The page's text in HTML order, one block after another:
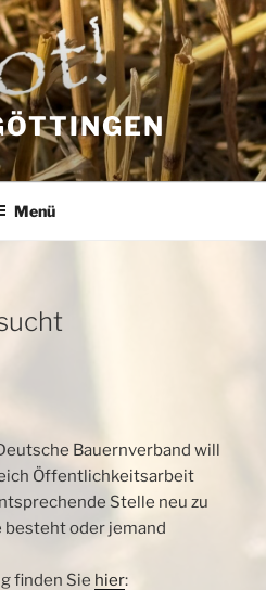
Menü
Bauernverband will
Öffentlichkeitsarbeit
Stelle neu zu
besteht oder jemand
finden Sie hier: